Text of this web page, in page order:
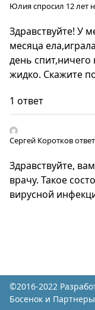
Юлияспросил 12 лет
Здравствуйте! У
месяца
день спит,ничего
жидко. Скажите
1 ответ
Сергей Коротков
Здравствуйте,
врачу. Такое
вирусной
©2016-2022
Босенок и Партнеры